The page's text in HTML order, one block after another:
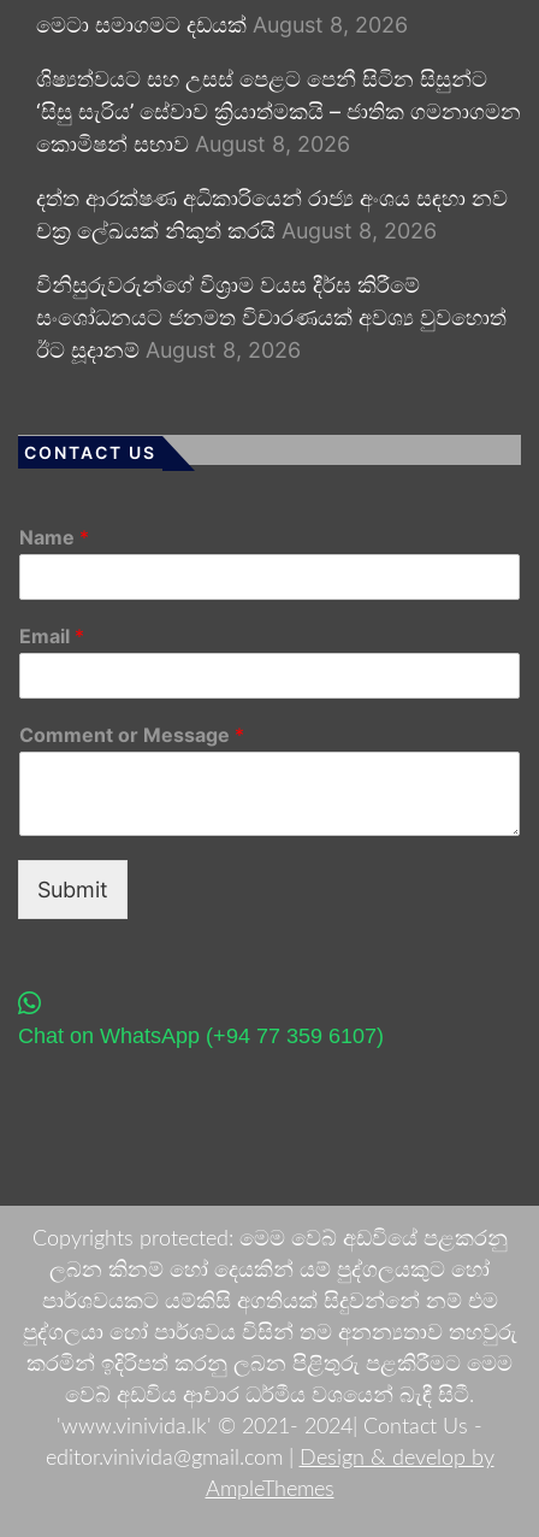
මෙටා සමාගමට දඩයක් August 8, 2026
ශිෂ්‍යත්වයට සහ උසස් පෙළට පෙනී සිටින සිසුන්ට
‘සිසු සැරිය’ සේවාව ක්‍රියාත්මකයි – ජාතික ගමනාගමන
කොමිෂන් සභාව August 8, 2026
දත්ත ආරක්ෂණ අධිකාරියෙන් රාජ්‍ය අංශය සඳහා නව
චක්‍ර ලේඛයක් නිකුත් කරයි August 8, 2026
විනිසුරුවරුන්ගේ විශ්‍රාම වයස දීර්ඝ කිරීමේ
සංශෝධනයට ජනමත විචාරණයක් අවශ්‍ය වුවහොත්
ඊට සූදානම් August 8, 2026
CONTACT US
Name *
Email *
Comment or Message *
Submit
Chat on WhatsApp (+94 77 359 6107)
Copyrights protected: මෙම වෙබ් අඩවියේ පළකරනු
ලබන කිනම් හෝ දෙයකින් යම් පුද්ගලයකුට හෝ
පාර්ශවයකට යම්කිසි අගතියක් සිදුවන්නේ නම් එම
පුද්ගලයා හෝ පාර්ශවය විසින් තම අනන්‍යතාව තහවුරු
කරමින් ඉදිරිපත් කරනු ලබන පිළිතුරු පළකිරීමට මෙම
වෙබ් අඩවිය ආචාර ධර්මීය වශයෙන් බැඳී සිටී.
'www.vinivida.lk' © 2021- 2024| Contact Us -
editor.vinivida@gmail.com |
Design & develop by
AmpleThemes